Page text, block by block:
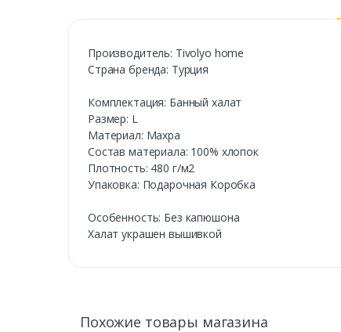
Производитель: Tivolyo home
Страна бренда: Турция
Комплектация: Банный халат
Размер: L
Материал: Махра
Состав материала: 100% хлопок
Плотность: 480 г/м2
Упаковка: Подарочная Коробка
Особенность: Без капюшона
Халат украшен вышивкой
Похожие товары магазина